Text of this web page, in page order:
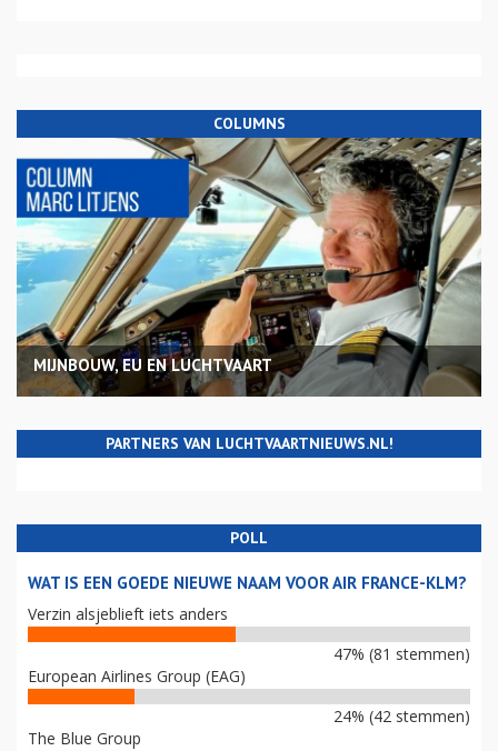
COLUMNS
MIJNBOUW, EU EN LUCHTVAART
PARTNERS VAN LUCHTVAARTNIEUWS.NL!
POLL
WAT IS EEN GOEDE NIEUWE NAAM VOOR AIR FRANCE-KLM?
Verzin alsjeblieft iets anders
47% (81 stemmen)
European Airlines Group (EAG)
24% (42 stemmen)
The Blue Group